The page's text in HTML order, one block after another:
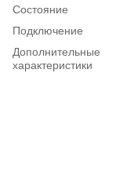
Состояние
Подключение
Дополнительные
характеристики